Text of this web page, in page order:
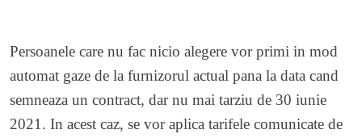
Persoanele care nu fac nicio alegere vor primi in mod
automat gaze de la furnizorul actual pana la data cand
semneaza un contract, dar nu mai tarziu de 30 iunie
2021. In acest caz, se vor aplica tarifele comunicate de